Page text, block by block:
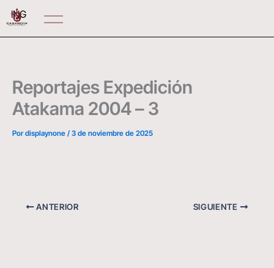
contenido
ING
Reportajes Expedición
Atakama 2004 – 3
Pordisplaynone / 3 de noviembre de 2025
ANTERIOR SIGUIENTE